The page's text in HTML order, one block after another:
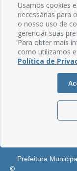
Email:
Expediente:
©
Prefeitura
Usamos cookies
necessárias para
o nosso uso de
gerenciar suas
Para obter mais
como utilizamos
Política de